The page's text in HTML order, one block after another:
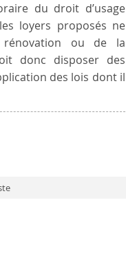
du droit d’usage
loyers proposés ne
ou de la
donc disposer des
des lois dont il